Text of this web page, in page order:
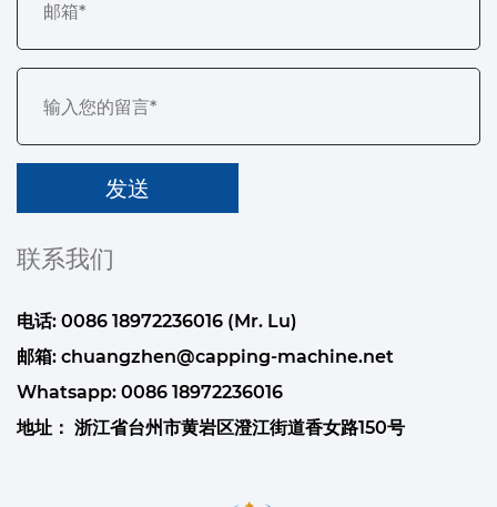
联系我们
电话: 0086 18972236016 (Mr. Lu)
邮箱: chuangzhen@capping-machine.net
Whatsapp: 0086 18972236016
地址： 浙江省台州市黄岩区澄江街道香女路150号